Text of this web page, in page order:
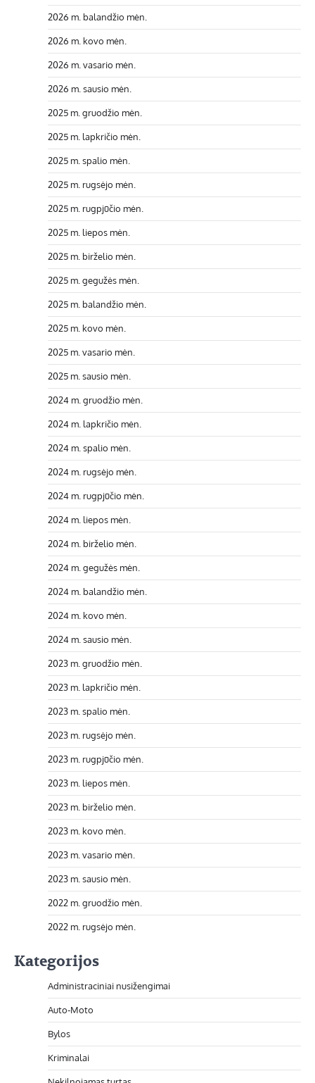
2026 m. balandžio mėn.
2026 m. kovo mėn.
2026 m. vasario mėn.
2026 m. sausio mėn.
2025 m. gruodžio mėn.
2025 m. lapkričio mėn.
2025 m. spalio mėn.
2025 m. rugsėjo mėn.
2025 m. rugpjūčio mėn.
2025 m. liepos mėn.
2025 m. birželio mėn.
2025 m. gegužės mėn.
2025 m. balandžio mėn.
2025 m. kovo mėn.
2025 m. vasario mėn.
2025 m. sausio mėn.
2024 m. gruodžio mėn.
2024 m. lapkričio mėn.
2024 m. spalio mėn.
2024 m. rugsėjo mėn.
2024 m. rugpjūčio mėn.
2024 m. liepos mėn.
2024 m. birželio mėn.
2024 m. gegužės mėn.
2024 m. balandžio mėn.
2024 m. kovo mėn.
2024 m. sausio mėn.
2023 m. gruodžio mėn.
2023 m. lapkričio mėn.
2023 m. spalio mėn.
2023 m. rugsėjo mėn.
2023 m. rugpjūčio mėn.
2023 m. liepos mėn.
2023 m. birželio mėn.
2023 m. kovo mėn.
2023 m. vasario mėn.
2023 m. sausio mėn.
2022 m. gruodžio mėn.
2022 m. rugsėjo mėn.
Kategorijos
Administraciniai nusižengimai
Auto-Moto
Bylos
Kriminalai